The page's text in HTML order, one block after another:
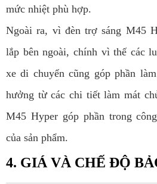
mức nhiệt phù hợp.
Ngoài ra, vì đèn trợ sáng M45
lắp bên ngoài, chính vì thế các
xe di chuyển cũng góp phần
hưởng từ các chi tiết làm mát
M45 Hyper góp phần trong
của sản phẩm.
4. GIÁ VÀ CHẾ ĐỘ